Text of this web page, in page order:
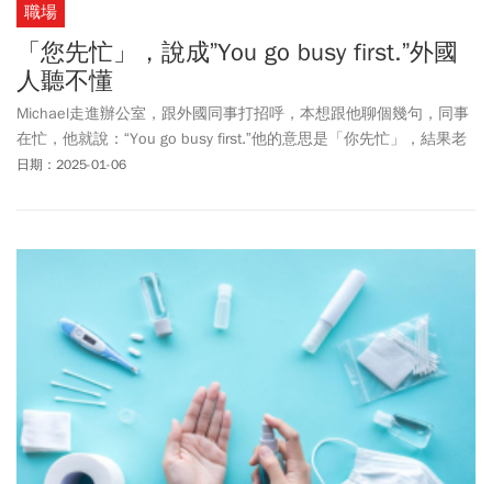
職場
「您先忙」，說成”You go busy first.”外國
人聽不懂
Michael走進辦公室，跟外國同事打招呼，本想跟他聊個幾句，同事
在忙，他就說：“You go busy first.”他的意思是「你先忙」，結果老
外不懂他是什麼意思。像你先忙，我先走，我稍後就來，你先坐，
日期：2025-01-06